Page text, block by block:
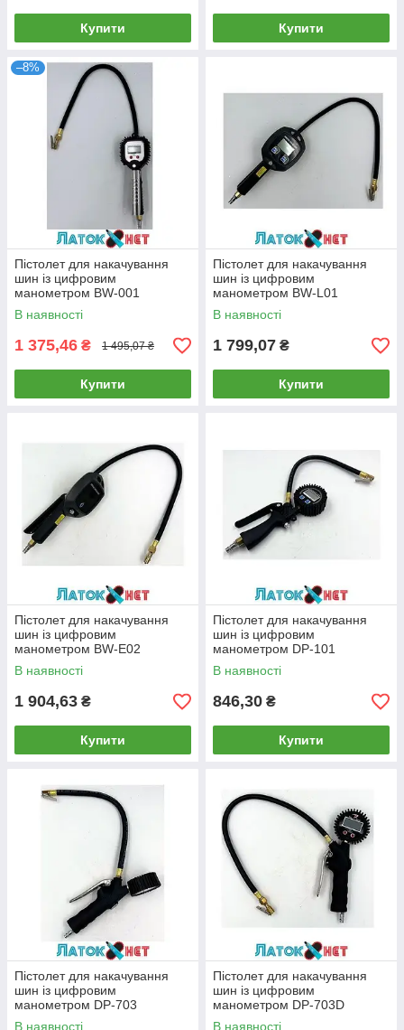
Купити Купити
–8%
Пістолет для накачування
шин із цифровим
манометром BW-001
В наявності
1 375,46 ₴ 1 495,07 ₴
Купити
Пістолет для накачування
шин із цифровим
манометром BW-L01
В наявності
1 799,07 ₴
Купити
Пістолет для накачування
шин із цифровим
манометром BW-Е02
В наявності
1 904,63 ₴
Купити
Пістолет для накачування
шин із цифровим
манометром DP-101
В наявності
846,30 ₴
Купити
Пістолет для накачування
шин із цифровим
манометром DP-703
В наявності
Пістолет для накачування
шин із цифровим
манометром DP-703D
В наявності